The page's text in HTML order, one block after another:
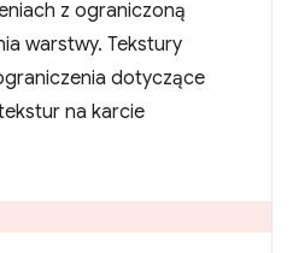
z ograniczoną
warstwy. Tekstury
dotyczące
na karcie